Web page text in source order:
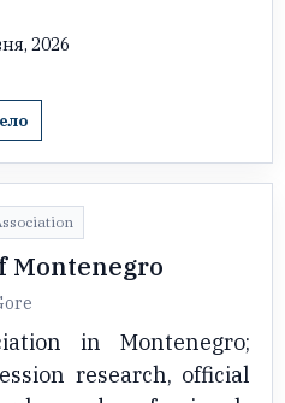
2026
Montenegro
in Montenegro;
research, official